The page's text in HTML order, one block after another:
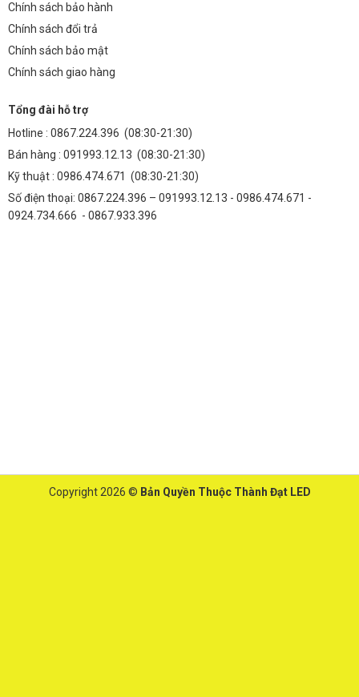
Chính sách bảo hành
Chính sách đổi trả
Chính sách bảo mật
Chính sách giao hàng
Tổng đài hỗ trợ
Hotline : 0867.224.396 (08:30-21:30)
Bán hàng : 091993.12.13 (08:30-21:30)
Kỹ thuật : 0986.474.671 (08:30-21:30)
Số điện thoại: 0867.224.396 – 091993.12.13 - 0986.474.671 -
0924.734.666 - 0867.933.396
Copyright 2026 © Bản Quyền Thuộc Thành Đạt LED